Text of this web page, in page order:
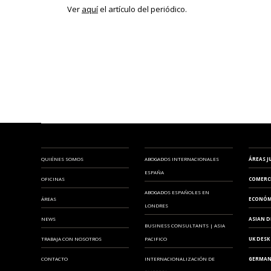
Ver aquíel artículo del periódico.
QUIÉNES SOMOS
OFICINAS
ÁREAS
NEWS
TRABAJA CON NOSOTROS
CONTACTO
ABOGADOS INTERNACIONALES
ESPAÑA
ABOGADOS ESPAÑOLES EN
LONDRES
BUSINESS CONSULTANTS | ASIA
PACIFICO
INTERNACIONALIZACIÓN DE
ÁREAS
ASIAN
UK DESK